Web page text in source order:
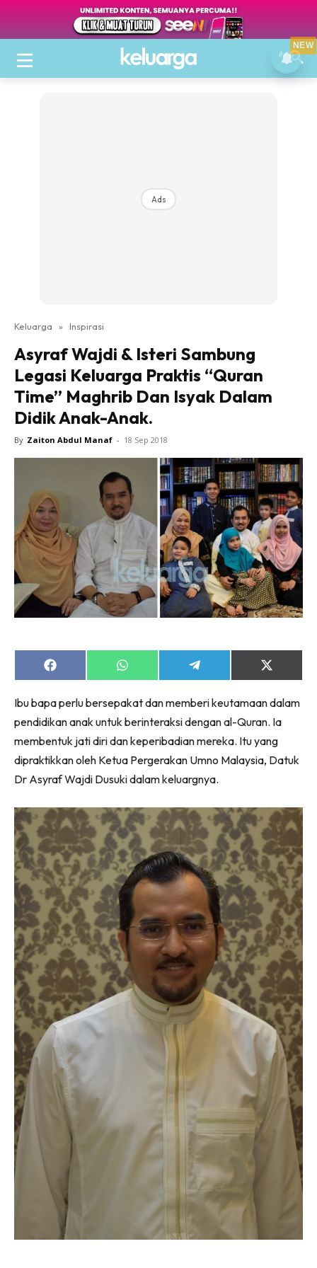
Ads
Keluarga » Inspirasi
Asyraf Wajdi & Isteri Sambung
Legasi Keluarga Praktis “Quran
Time” Maghrib Dan Isyak Dalam
Didik Anak-Anak.
By Zaiton Abdul Manaf - 18 Sep 2018
Share
on
Share
on
Share
on
Share
on
(Twitter)
Ibu bapa perlu bersepakat dan memberi keutamaan dalam
pendidikan anak untuk berinteraksi dengan al-Quran. Ia
membentuk jati diri dan keperibadian mereka. Itu yang
dipraktikkan oleh Ketua Pergerakan Umno Malaysia, Datuk
Dr Asyraf Wajdi Dusuki dalam keluargnya.
NEW